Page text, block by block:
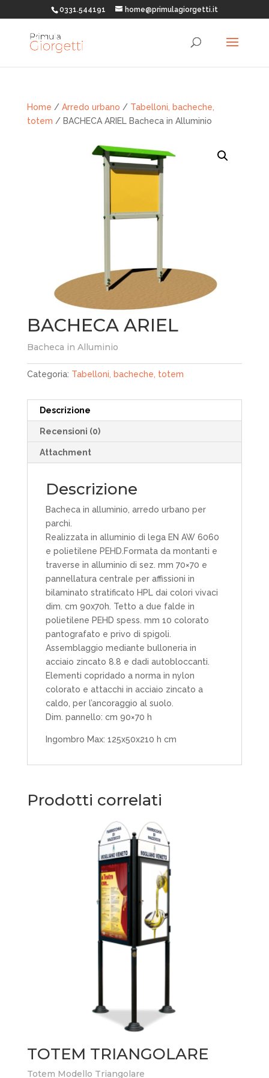
0331.544191 home@primulagiorgetti.it
Home / Arredo urbano / Tabelloni, bacheche,
totem / BACHECA ARIEL Bacheca in Alluminio
BACHECA ARIEL
Bacheca in Alluminio
Categoria: Tabelloni, bacheche, totem
Descrizione
Recensioni (0)
Attachment
Descrizione
Bacheca in alluminio, arredo urbano per
parchi.
Realizzata in alluminio di lega EN AW 6060
e polietilene PEHD.Formata da montanti e
traverse in alluminio di sez. mm 70×70 e
pannellatura centrale per affissioni in
bilaminato stratificato HPL dai colori vivaci
dim. cm 90x70h. Tetto a due falde in
polietilene PEHD spess. mm 10 colorato
pantografato e privo di spigoli.
Assemblaggio mediante bulloneria in
acciaio zincato 8.8 e dadi autobloccanti.
Elementi copridado a norma in nylon
colorato e attacchi in acciaio zincato a
caldo, per l’ancoraggio al suolo.
Dim. pannello: cm 90×70 h
Ingombro Max: 125x50x210 h cm
Prodotti correlati
TOTEM TRIANGOLARE
Totem Modello Triangolare